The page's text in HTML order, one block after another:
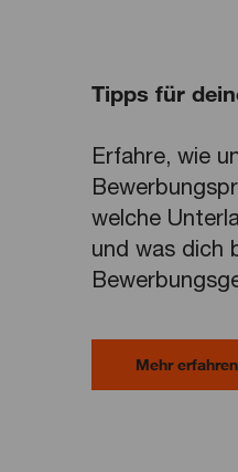
Tipps für
Erfahre, wie
welche
und was dich
Mehr erfahren